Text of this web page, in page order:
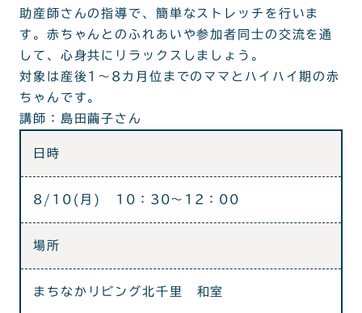
助産師さんの指導で、簡単なストレッチを行いま
す。赤ちゃんとのふれあいや参加者同士の交流を通
して、心身共にリラックスしましょう。
対象は産後1～8カ月位までのママとハイハイ期の赤
ちゃんです。
講師：島田繭子さん
日時
8/10(月) 10：30～12：00
場所
まちなかリビング北千里 和室